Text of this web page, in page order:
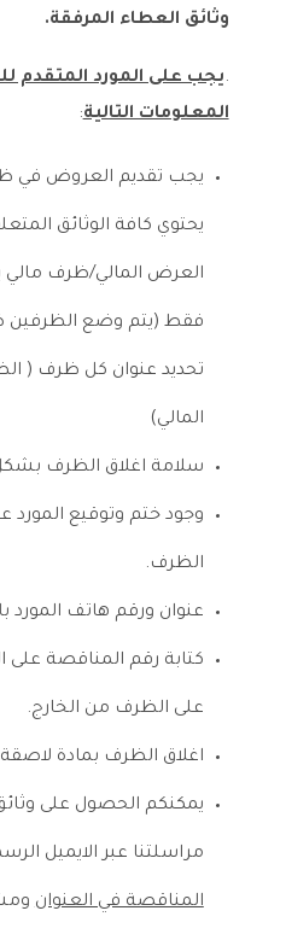
وثائق العطاء المرفقة.
.يجب على المورد المتقدم
المعلومات التالية:
يجب تقديم العروض في
يحتوي كافة الوثائق
العرض المالي/ظرف مالي
فقط (يتم وضع
تحديد عنوان كل ظرف (
المالي)
سلامة اغلاق الظرف
وجود ختم وتوقيع المورد
الظرف.
عنوان ورقم هاتف المورد
كتابة رقم المناقصة
على الظرف من الخارج.
اغلاق الظرف بمادة
يمكنكم الحصول على
مراسلتنا عبر الايميل
المناقصة في العنوان